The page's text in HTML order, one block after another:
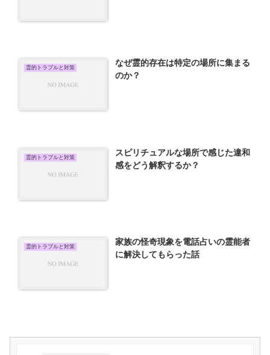
霊的トラブルと対策
なぜ霊的存在は特定の場所に集まる
のか？
霊的トラブルと対策
スピリチュアルな場所で感じた違和
感をどう解釈するか？
霊的トラブルと対策
家族の怪奇現象を電話占いの霊能者
に解決してもらった話